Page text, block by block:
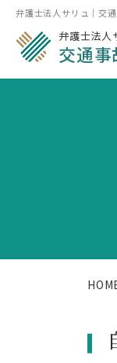
弁護士法人サリュ｜交
弁護士法人
交通